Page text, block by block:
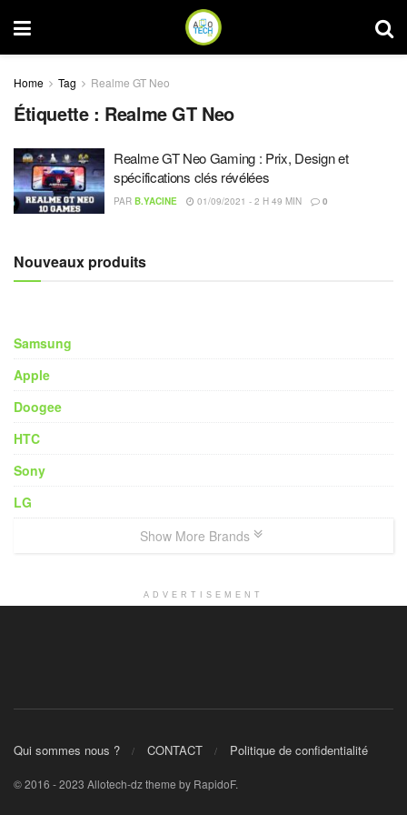
Home Tag Realme GT Neo
Étiquette : Realme GT Neo
Realme GT Neo Gaming : Prix, Design et
spécifications clés révélées
PAR B.YACINE 01/09/2021 - 2 H 49 MIN 0
Nouveaux produits
Samsung
Apple
Doogee
HTC
Sony
LG
Show More Brands
ADVERTISEMENT
Qui sommes nous ? CONTACT Politique de confidentialité
© 2016 - 2023 Allotech-dz theme by RapidoF.